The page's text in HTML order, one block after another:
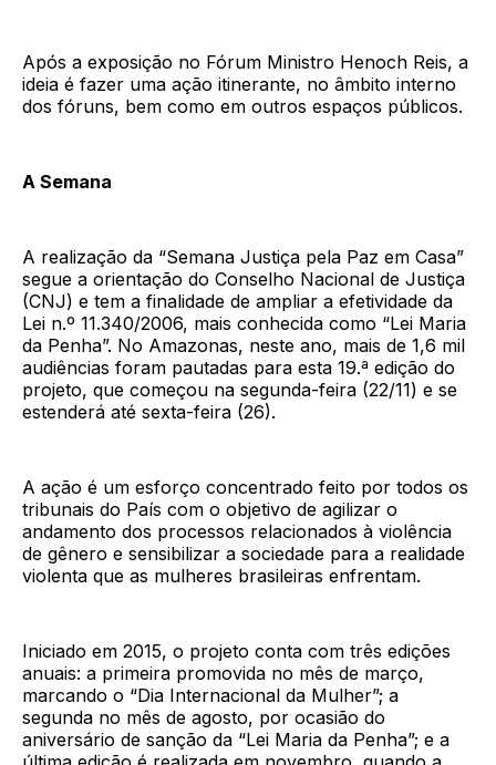
Após a exposição no Fórum Ministro Henoch Reis, a
ideia é fazer uma ação itinerante, no âmbito interno
dos fóruns, bem como em outros espaços públicos.
A Semana
A realização da “Semana Justiça pela Paz em Casa”
segue a orientação do Conselho Nacional de Justiça
(CNJ) e tem a finalidade de ampliar a efetividade da
Lei n.º 11.340/2006, mais conhecida como “Lei Maria
da Penha”. No Amazonas, neste ano, mais de 1,6 mil
audiências foram pautadas para esta 19.ª edição do
projeto, que começou na segunda-feira (22/11) e se
estenderá até sexta-feira (26).
A ação é um esforço concentrado feito por todos os
tribunais do País com o objetivo de agilizar o
andamento dos processos relacionados à violência
de gênero e sensibilizar a sociedade para a realidade
violenta que as mulheres brasileiras enfrentam.
Iniciado em 2015, o projeto conta com três edições
anuais: a primeira promovida no mês de março,
marcando o “Dia Internacional da Mulher”; a
segunda no mês de agosto, por ocasião do
aniversário de sanção da “Lei Maria da Penha”; e a